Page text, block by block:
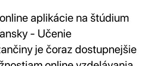
aplikácie na štúdium
- Učenie
je čoraz dostupnejšie